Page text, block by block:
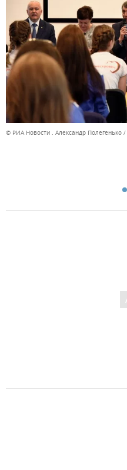
© РИА Новости . Александр Полегенько